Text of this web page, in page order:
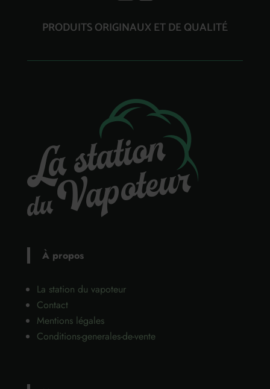
PRODUITS ORIGINAUX ET DE QUALITÉ
À propos
La station du vapoteur
Contact
Mentions légales
Conditions-generales-de-vente